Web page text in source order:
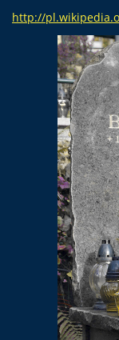
http://